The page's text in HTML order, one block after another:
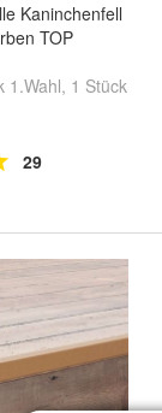
Kaninchenfell
TOP
1.Wahl, 1 Stück
2.Wahl
29